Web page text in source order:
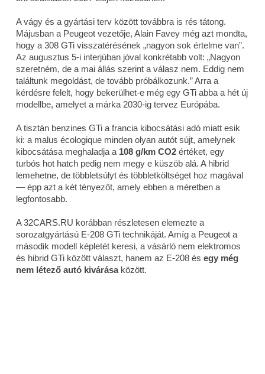
A vágy és a gyártási terv között továbbra is rés tátong.
Májusban a Peugeot vezetője, Alain Favey még azt mondta,
hogy a 308 GTi visszatérésének „nagyon sok értelme van”.
Az augusztus 5-i interjúban jóval konkrétabb volt: „Nagyon
szeretném, de a mai állás szerint a válasz nem. Eddig nem
találtunk megoldást, de tovább próbálkozunk.” Arra a
kérdésre felelt, hogy bekerülhet-e még egy GTi abba a hét új
modellbe, amelyet a márka 2030-ig tervez Európába.
A tisztán benzines GTi a francia kibocsátási adó miatt esik
ki: a malus écologique minden olyan autót sújt, amelynek
kibocsátása meghaladja a 108 g/km CO2 értéket, egy
turbós hot hatch pedig nem megy e küszöb alá. A hibrid
lemehetne, de többletsúlyt és többletköltséget hoz magával
— épp azt a két tényezőt, amely ebben a méretben a
legfontosabb.
A 32CARS.RU korábban részletesen elemezte a
sorozatgyártású E-208 GTi technikáját. Amíg a Peugeot a
második modell képletét keresi, a vásárló nem elektromos
és hibrid GTi között választ, hanem az E-208 és egy még
nem létező autó kivárásaközött.